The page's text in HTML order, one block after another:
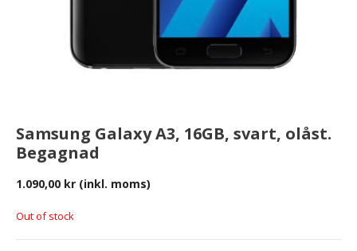
Samsung Galaxy A3, 16GB, svart, olåst.
Begagnad
1.090,00 kr (inkl. moms)
Out of stock